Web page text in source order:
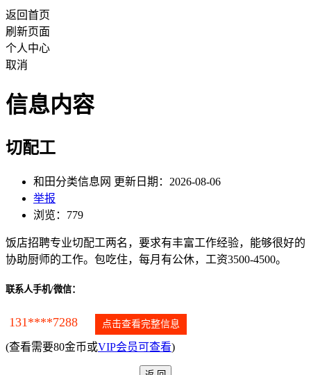
返回首页
刷新页面
个人中心
取消
信息内容
切配工
和田分类信息网 更新日期：2026-08-06
举报
浏览：779
饭店招聘专业切配工两名，要求有丰富工作经验，能够很好的
协助厨师的工作。包吃住，每月有公休，工资3500-4500。
联系人手机/微信：
131****7288 点击查看完整信息
(查看需要80金币或VIP会员可查看)